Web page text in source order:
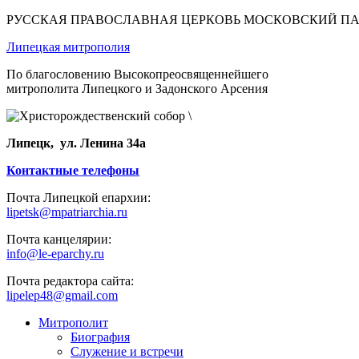
РУССКАЯ ПРАВОСЛАВНАЯ ЦЕРКОВЬ МОСКОВСКИЙ
Липецкая митрополия
По благословению Высокопреосвященнейшего
митрополита Липецкого и Задонского Арсения
Липецк, ул. Ленина 34а
Контактные телефоны
Почта Липецкой епархии:
lipetsk@mpatriarchia.ru
Почта канцелярии:
info@le-eparchy.ru
Почта редактора сайта:
lipelep48@gmail.com
Митрополит
Биография
Служение и встречи